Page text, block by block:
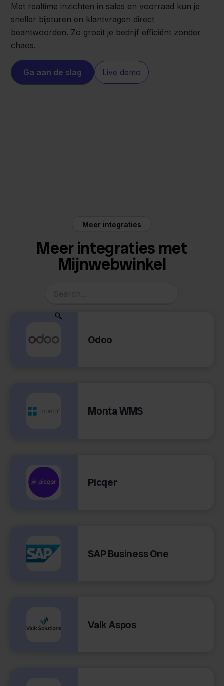
Met realtime inzichten in sales en voorraad kun je
sneller bijsturen en klantvragen direct
beantwoorden. Zo groeit je bedrijf efficiënt zonder
chaos.
Ga aan de slag Live demo
Meer integraties
Meer integraties met
Mijnwebwinkel
Odoo
Monta WMS
Picqer
SAP Business One
Valk Aspos